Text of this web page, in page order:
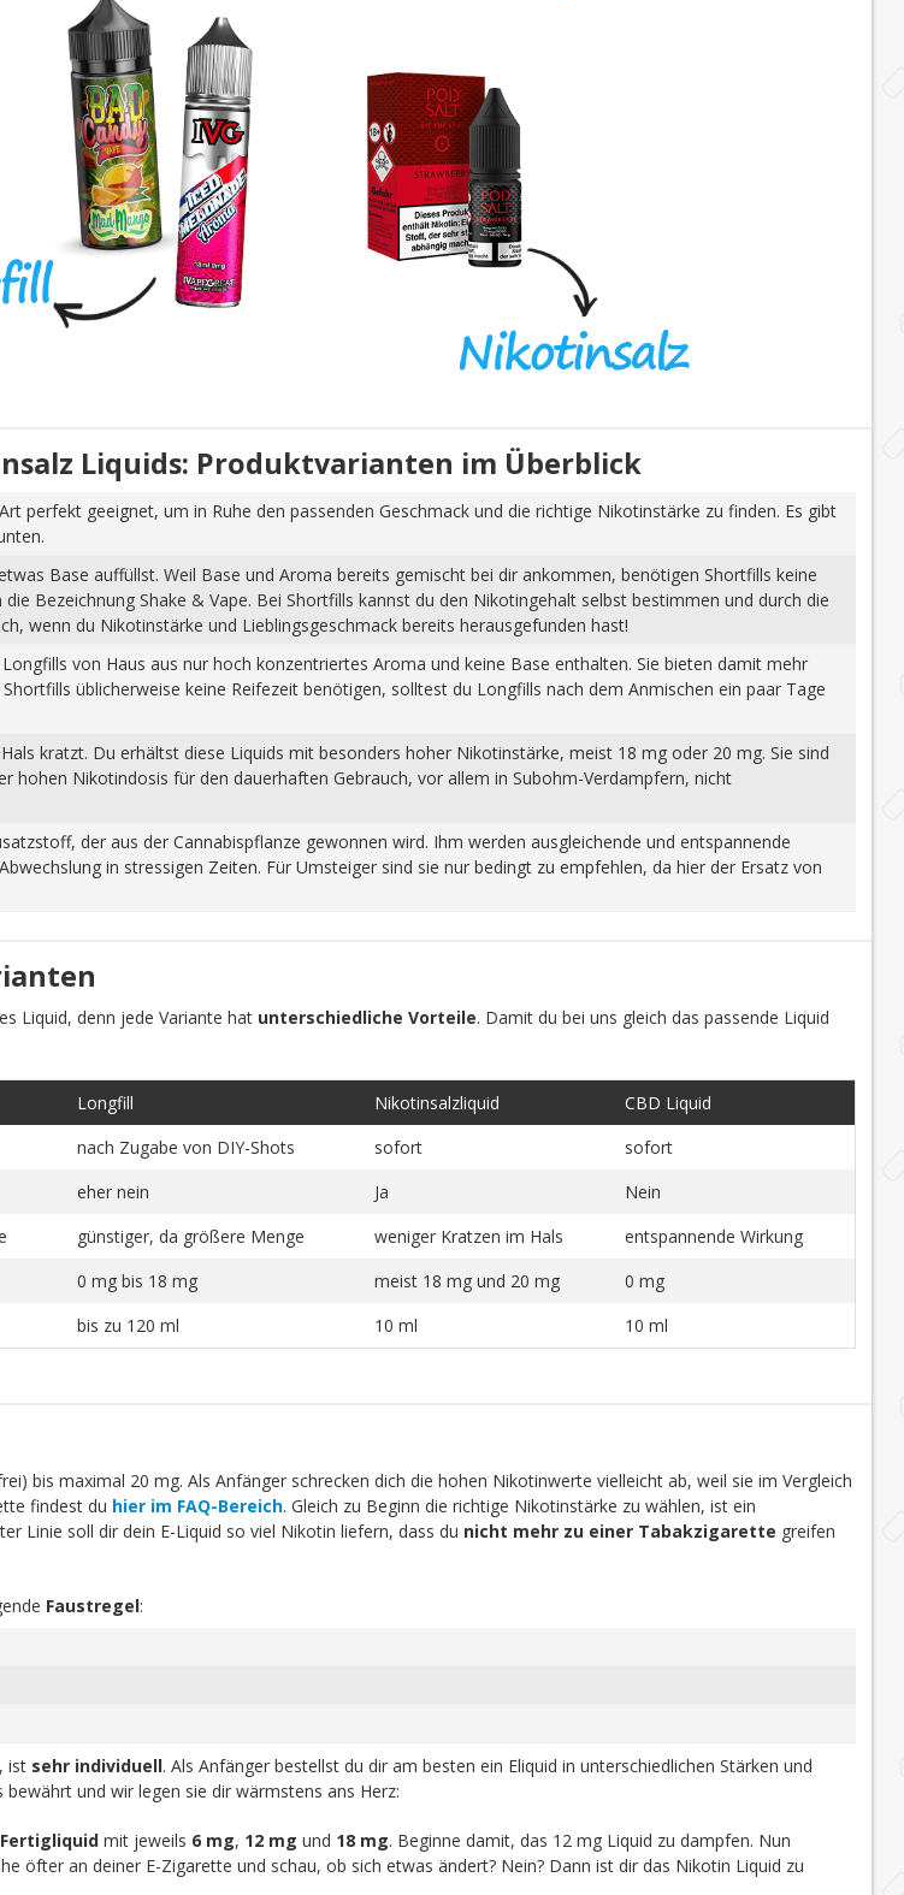
Liquids: Produktvarianten im Überblick
perfekt geeignet, um in Ruhe den passenden Geschmack und die richtige Nikotinstärke zu finden. Es gibt
Base auffüllst. Weil Base und Aroma bereits gemischt bei dir ankommen, benötigen Shortfills keine
Bezeichnung Shake & Vape. Bei Shortfills kannst du den Nikotingehalt selbst bestimmen und durch die
wenn du Nikotinstärke und Lieblingsgeschmack bereits herausgefunden hast!
von Haus aus nur hoch konzentriertes Aroma und keine Base enthalten. Sie bieten damit mehr
üblicherweise keine Reifezeit benötigen, solltest du Longfills nach dem Anmischen ein paar Tage
kratzt. Du erhältst diese Liquids mit besonders hoher Nikotinstärke, meist 18 mg oder 20 mg. Sie sind
Nikotindosis für den dauerhaften Gebrauch, vor allem in Subohm-Verdampfern, nicht
der aus der Cannabispflanze gewonnen wird. Ihm werden ausgleichende und entspannende
in stressigen Zeiten. Für Umsteiger sind sie nur bedingt zu empfehlen, da hier der Ersatz von
Liquid, denn jede Variante hat unterschiedliche Vorteile. Damit du bei uns gleich das passende Liquid
Longfill Nikotinsalzliquid
CBD Liquid
nach Zugabe von DIY-Shots sofort
sofort
eher nein Ja
Nein
günstiger, da größere Menge weniger Kratzen im Hals
entspannende Wirkung
0 mg bis 18 mg meist 18 mg und 20 mg
0 mg
bis zu 120 ml 10 ml 10 ml
bis maximal 20 mg. Als Anfänger schrecken dich die hohen Nikotinwerte vielleicht ab, weil sie im Vergleich
findest du hier im FAQ-Bereich. Gleich zu Beginn die richtige Nikotinstärke zu wählen, ist ein
Linie soll dir dein E-Liquid so viel Nikotin liefern, dass du nicht mehr zu einer Tabakzigarette greifen
Faustregel:
ist sehr individuell. Als Anfänger bestellst du dir am besten ein Eliquid in unterschiedlichen Stärken und
und wir legen sie dir wärmstens ans Herz:
Fertigliquidmit jeweils 6 mg, 12 mg und 18 mg. Beginne damit, das 12 mg Liquid zu dampfen. Nun
öfter an deiner E-Zigarette und schau, ob sich etwas ändert? Nein? Dann ist dir das Nikotin Liquid zu